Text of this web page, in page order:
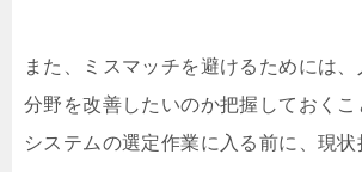
また、ミスマッチを避けるためには
分野を改善したいのか把握しておくこ
システムの選定作業に入る前に、現